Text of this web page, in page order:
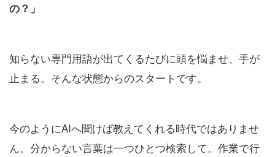
の？」
知らない専門用語が出てくるたびに頭を悩ませ、手が
止まる。そんな状態からのスタートです。
今のようにAIへ聞けば教えてくれる時代ではありませ
ん。分からない言葉は一つひとつ検索して。作業で行